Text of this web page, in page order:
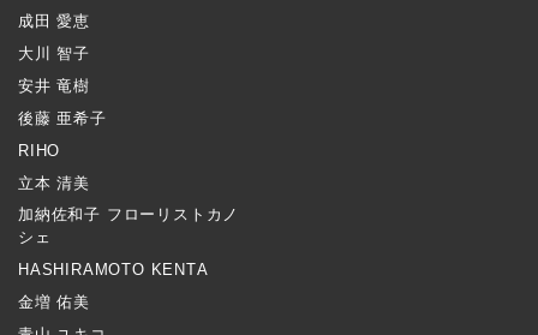
成田 愛恵
大川 智子
安井 竜樹
後藤 亜希子
RIHO
立本 清美
加納佐和子 フローリストカノ
シェ
HASHIRAMOTO KENTA
金増 佑美